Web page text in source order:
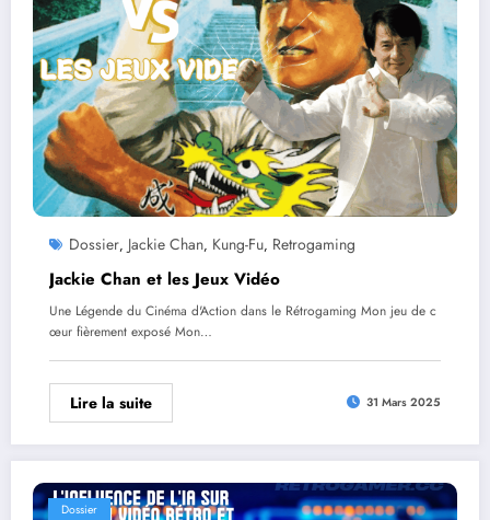
Dossier, Jackie Chan, Kung-Fu, Retrogaming
Jackie Chan et les Jeux Vidéo
Une Légende du Cinéma d'Action dans le Rétrogaming Mon jeu de c
œur fièrement exposé Mon…
Lire la suite 31 Mars 2025
Dossier